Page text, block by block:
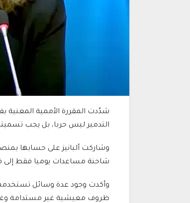
شدّدت المقررة الأممية
التدمير ليس حربا، بل يجب
شاحنة مساعدات يوميا فقط إلى
وأكدت وجود عدة وسائل
ظروف معيشية غير مستدامة